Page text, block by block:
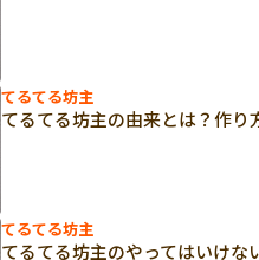
てるてる坊主
てるてる坊主の由来とは？作
てるてる坊主
てるてる坊主のやってはいけ